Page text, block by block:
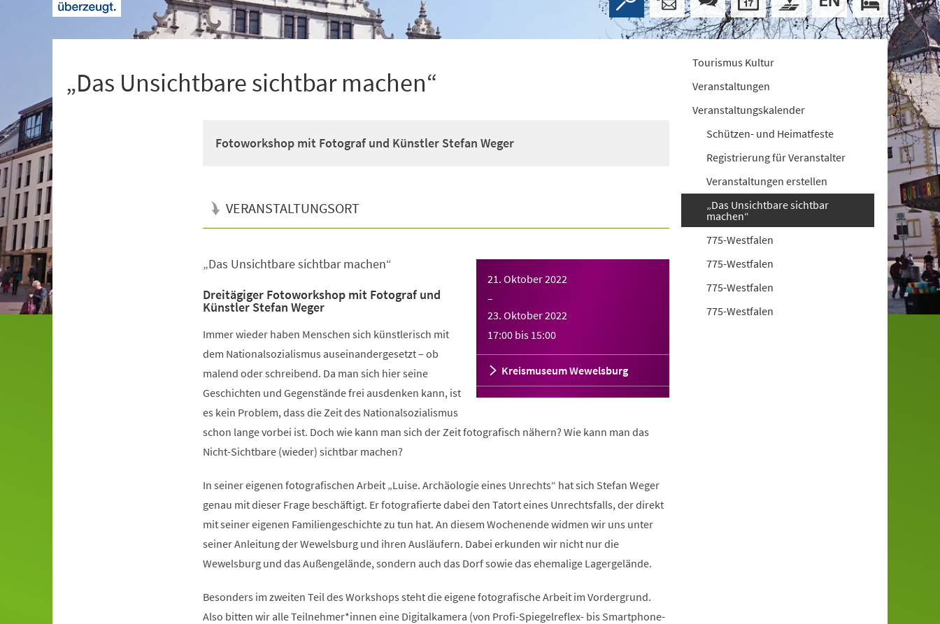
„Das Unsichtbare sichtbar machen“
Fotoworkshop mit Fotograf und Künstler Stefan Weger
VERANSTALTUNGSORT
21. Oktober 2022
–
23. Oktober 2022
17:00 bis 15:00
Kreismuseum Wewelsburg
„Das Unsichtbare sichtbar machen“
Dreitägiger Fotoworkshop mit Fotograf und
Künstler Stefan Weger
Immer wieder haben Menschen sich künstlerisch mit
dem Nationalsozialismus auseinandergesetzt – ob
malend oder schreibend. Da man sich hier seine
Geschichten und Gegenstände frei ausdenken kann, ist
es kein Problem, dass die Zeit des Nationalsozialismus
schon lange vorbei ist. Doch wie kann man sich der Zeit fotografisch nähern? Wie kann man das
Nicht-Sichtbare (wieder) sichtbar machen?
In seiner eigenen fotografischen Arbeit „Luise. Archäologie eines Unrechts“ hat sich Stefan Weger
genau mit dieser Frage beschäftigt. Er fotografierte dabei den Tatort eines Unrechtsfalls, der direkt
mit seiner eigenen Familiengeschichte zu tun hat. An diesem Wochenende widmen wir uns unter
seiner Anleitung der Wewelsburg und ihren Ausläufern. Dabei erkunden wir nicht nur die
Wewelsburg und das Außengelände, sondern auch das Dorf sowie das ehemalige Lagergelände.
Besonders im zweiten Teil des Workshops steht die eigene fotografische Arbeit im Vordergrund.
Also bitten wir alle Teilnehmer*innen eine Digitalkamera (von Profi-Spiegelreflex- bis Smartphone-
Tourismus Kultur
Veranstaltungen
Veranstaltungskalender
Schützen- und Heimatfeste
Registrierung für Veranstalter
Veranstaltungen erstellen
„Das Unsichtbare sichtbar
machen“
775-Westfalen
775-Westfalen
775-Westfalen
775-Westfalen